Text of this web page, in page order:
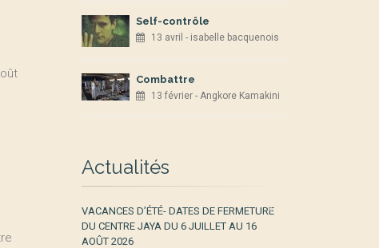
Self-contrôle
13 avril - isabelle bacquenois
Combattre
13 février - Angkore Kamakini
Actualités
VACANCES D’ÉTÉ- DATES DE FERMETURE
DU CENTRE JAYA DU 6 JUILLET AU 16
AOÛT 2026